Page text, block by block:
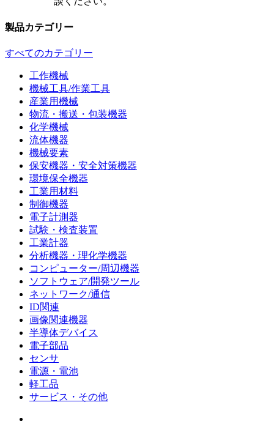
製品カテゴリー
すべてのカテゴリー
工作機械
機械工具/作業工具
産業用機械
物流・搬送・包装機器
化学機械
流体機器
機械要素
保安機器・安全対策機器
環境保全機器
工業用材料
制御機器
電子計測器
試験・検査装置
工業計器
分析機器・理化学機器
コンピューター/周辺機器
ソフトウェア/開発ツール
ネットワーク/通信
ID関連
画像関連機器
半導体デバイス
電子部品
センサ
電源・電池
軽工品
サービス・その他